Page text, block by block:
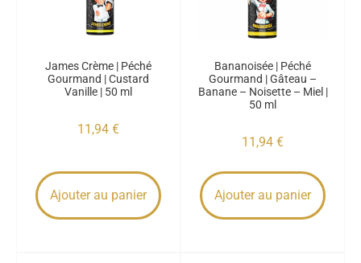
James Crème | Péché
Gourmand | Custard
Vanille | 50 ml
11,94 €
Ajouter au panier
Bananoisée | Péché
Gourmand | Gâteau –
Banane – Noisette – Miel |
50 ml
11,94 €
Ajouter au panier